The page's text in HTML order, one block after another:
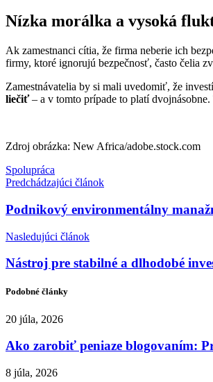
Nízka morálka a vysoká
Ak zamestnanci cítia, že firma neberie ich
firmy, ktoré ignorujú bezpečnosť, často čelia
Zamestnávatelia by si mali uvedomiť, že
liečiť– a v tomto prípade to platí
Zdroj obrázka: New Africa/adobe.stock.com
Spolupráca
Predchádzajúci článok
Podnikový environmentálny
Nasledujúci článok
Nástroj pre stabilné a dlhodobé
Podobné články
20 júla, 2026
Ako zarobiť peniaze blogovaním:
8 júla, 2026